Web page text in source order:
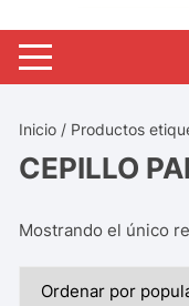
Inicio / Productos
CEPILLO
Mostrando el único